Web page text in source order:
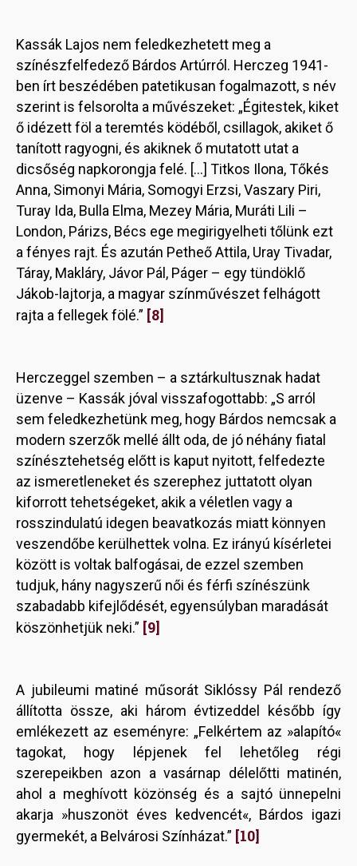
Kassák Lajos nem feledkezhetett meg a
színészfelfedező Bárdos Artúrról. Herczeg 1941-
ben írt beszédében patetikusan fogalmazott, s név
szerint is felsorolta a művészeket: „Égitestek, kiket
ő idézett föl a teremtés ködéből, csillagok, akiket ő
tanított ragyogni, és akiknek ő mutatott utat a
dicsőség napkorongja felé. […] Titkos Ilona, Tőkés
Anna, Simonyi Mária, Somogyi Erzsi, Vaszary Piri,
Turay Ida, Bulla Elma, Mezey Mária, Muráti Lili –
London, Párizs, Bécs ege megirigyelheti tőlünk ezt
a fényes rajt. És azután Petheő Attila, Uray Tivadar,
Táray, Makláry, Jávor Pál, Páger – egy tündöklő
Jákob-lajtorja, a magyar színművészet felhágott
rajta a fellegek fölé.” [8]
Herczeggel szemben – a sztárkultusznak hadat
üzenve – Kassák jóval visszafogottabb: „S arról
sem feledkezhetünk meg, hogy Bárdos nemcsak a
modern szerzők mellé állt oda, de jó néhány fiatal
színésztehetség előtt is kaput nyitott, felfedezte
az ismeretleneket és szerephez juttatott olyan
kiforrott tehetségeket, akik a véletlen vagy a
rosszindulatú idegen beavatkozás miatt könnyen
veszendőbe kerülhettek volna. Ez irányú kísérletei
között is voltak balfogásai, de ezzel szemben
tudjuk, hány nagyszerű női és férfi színészünk
szabadabb kifejlődését, egyensúlyban maradását
köszönhetjük neki.” [9]
A jubileumi matiné műsorát Siklóssy Pál rendező
állította össze, aki három évtizeddel később így
emlékezett az eseményre: „Felkértem az »alapító«
tagokat, hogy lépjenek fel lehetőleg régi
szerepeikben azon a vasárnap délelőtti matinén,
ahol a meghívott közönség és a sajtó ünnepelni
akarja »huszonöt éves kedvencét«, Bárdos igazi
gyermekét, a Belvárosi Színházat.” [10]